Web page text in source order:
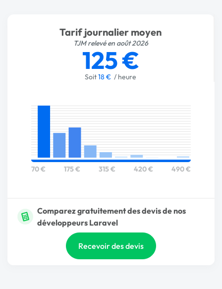
Tarif journalier moyen
TJM relevé en août 2026
125 €
Soit18 € / heure
70 € 175 € 315 € 420 € 490 €
Comparez gratuitement des devis de nos
développeurs Laravel
Recevoir des devis